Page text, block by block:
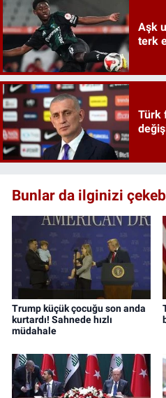
Aşk
terk
Türk
Bunlar da ilginizi
Trump küçük çocuğu son anda
kurtardı! Sahnede hızlı
müdahale